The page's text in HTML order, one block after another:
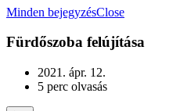
Minden bejegyzésClose
Fürdőszoba felújítása
2021. ápr. 12.
5 perc olvasás